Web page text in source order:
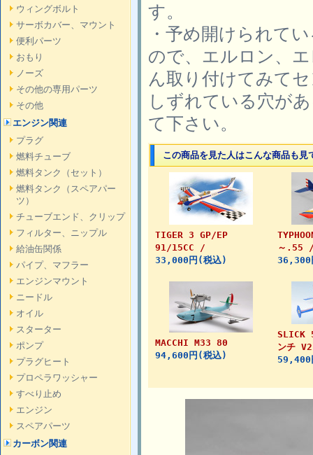
ウィングボルト
サーボカバー、マウント
便利パーツ
おもり
ノーズ
その他の専用パーツ
その他
エンジン関連
プラグ
燃料チューブ
燃料タンク（セット）
燃料タンク（スペアパー
ツ）
チューブエンド、クリップ
フィルター、ニップル
給油缶関係
パイプ、マフラー
エンジンマウント
ニードル
オイル
スターター
ポンプ
プラグヒート
プロペラワッシャー
すべり止め
エンジン
スペアパーツ
カーボン関連
す。
・予め開けられて
ので、エルロン、
ん取り付けてみて
しずれている穴が
て下さい。
この商品を見た人はこんな商品も見
TIGER 3 GP/EP
91/15CC /
33,000円(税込)
～
36,300
MACCHI M33 80
94,600円(税込)
SLICK
ンチ
59,400